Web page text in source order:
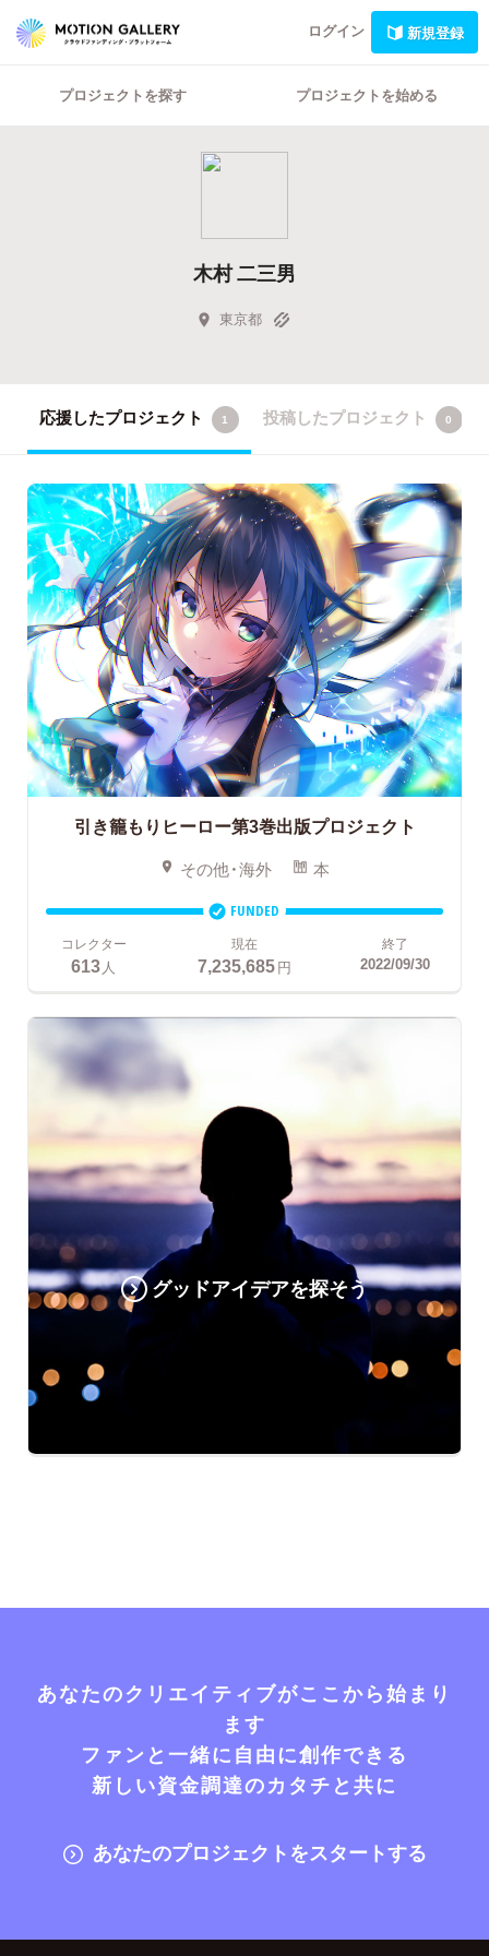
ログイン 新規登録
プロジェクトを探す プロジェクトを始める
木村 二三男
東京都
応援したプロジェクト 1 投稿したプロジェクト 0
引き籠もりヒーロー第3巻出版プロジェクト
その他・海外 本
FUNDED
コレクター
613 人
現在
7,235,685円
終了
2022/09/30
グッドアイデアを探そう
あなたのクリエイティブがここから始まり
ます
ファンと一緒に自由に創作できる
新しい資金調達のカタチと共に
あなたのプロジェクトをスタートする